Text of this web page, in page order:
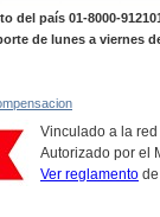
del país 01-8000-
de lunes a viernes
Vinculado a la
Autorizado por el
Ver reglamento